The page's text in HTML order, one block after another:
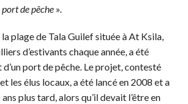
de pêche ».
plage de Tala Guilef située à At Ksila,
d’estivants chaque année, a été
port de pêche. Le projet, contesté
les élus locaux, a été lancé en 2008 et a
plus tard, alors qu’il devait l’être en